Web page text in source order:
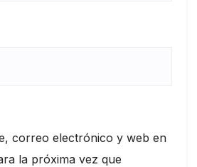
correo electrónico y web en
la próxima vez que